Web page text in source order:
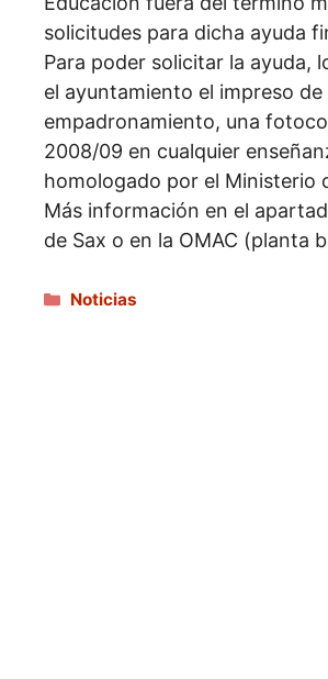
solicitudes para dicha ayuda
Para poder solicitar la ayuda,
el ayuntamiento el impreso
empadronamiento, una
2008/09 en cualquier
homologado por el Ministerio
Más información en el
de Sax o en la OMAC (planta
Categorías
Noticias